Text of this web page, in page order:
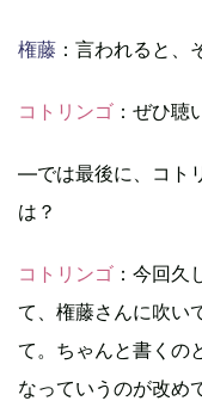
権藤 ：言われると、
コトリンゴ ：ぜひ聴
―では最後に、コト
は？
コトリンゴ ：今回久
て、権藤さんに吹い
て。ちゃんと書くの
なっていうのが改め